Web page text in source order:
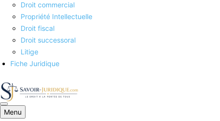
Droit commercial
Propriété Intellectuelle
Droit fiscal
Droit successoral
Litige
Fiche Juridique
Menu